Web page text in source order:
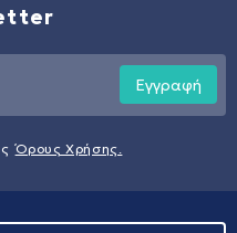
Εγγραφή
Όρους Χρήσης.